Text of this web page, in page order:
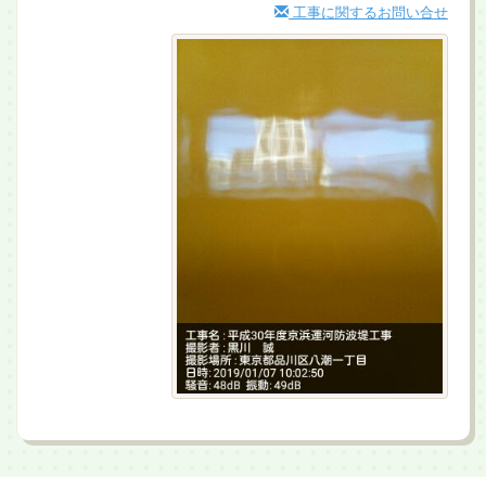
工事に関するお問い合せ